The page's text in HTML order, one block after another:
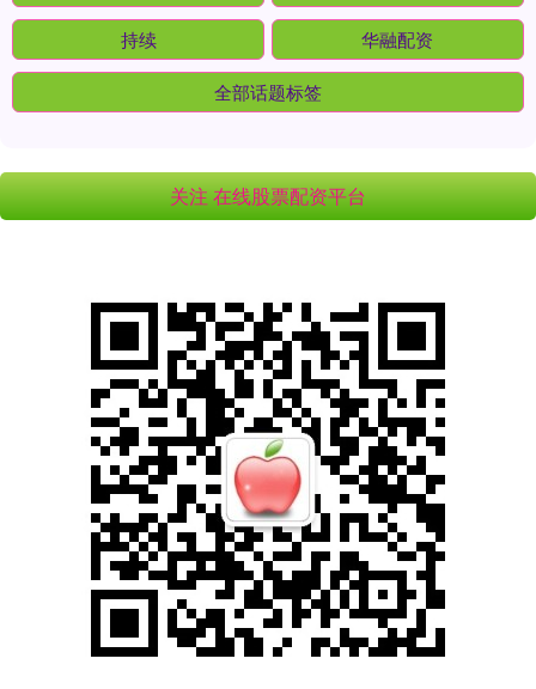
持续 华融配资
全部话题标签
关注 在线股票配资平台